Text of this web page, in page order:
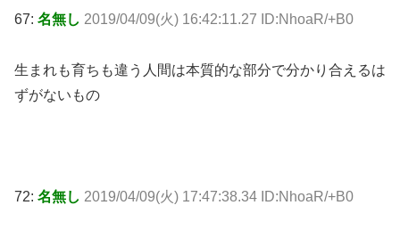
67: 名無し 2019/04/09(火) 16:42:11.27 ID:NhoaR/+B0
生まれも育ちも違う人間は本質的な部分で分かり合えるは
ずがないもの
72: 名無し 2019/04/09(火) 17:47:38.34 ID:NhoaR/+B0